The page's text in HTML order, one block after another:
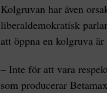
Kolgruvan har även
liberaldemokratisk
att öppna en kolgruva
– Inte för att vara
som producerar